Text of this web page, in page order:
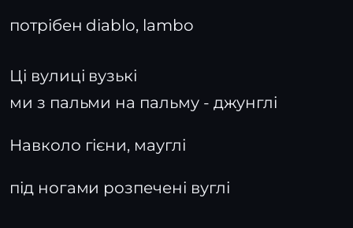
потрібен diablo, lambo
Ці вулиці вузькі
ми з пальми на пальму - джунглі
Навколо гієни, мауглі
під ногами розпечені вуглі